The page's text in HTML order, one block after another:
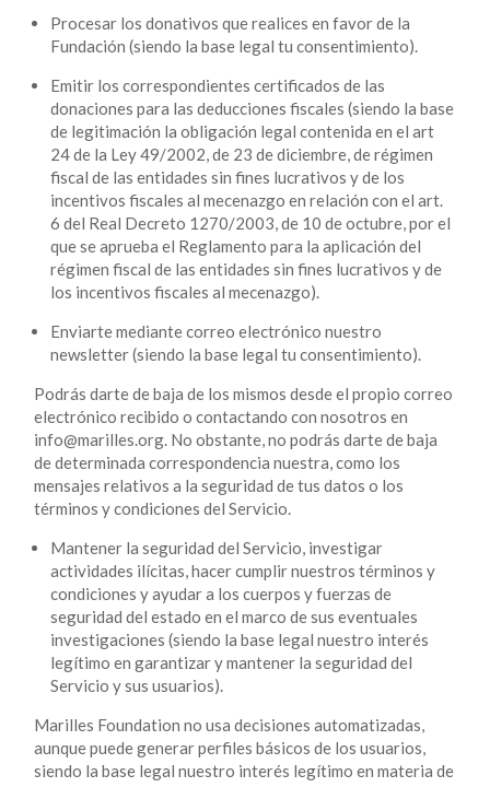
Procesar los donativos que realices en favor de la
Fundación (siendo la base legal tu consentimiento).
Emitir los correspondientes certificados de las
donaciones para las deducciones fiscales (siendo la base
de legitimación la obligación legal contenida en el art
24 de la Ley 49/2002, de 23 de diciembre, de régimen
fiscal de las entidades sin fines lucrativos y de los
incentivos fiscales al mecenazgo en relación con el art.
6 del Real Decreto 1270/2003, de 10 de octubre, por el
que se aprueba el Reglamento para la aplicación del
régimen fiscal de las entidades sin fines lucrativos y de
los incentivos fiscales al mecenazgo).
Enviarte mediante correo electrónico nuestro
newsletter (siendo la base legal tu consentimiento).
Podrás darte de baja de los mismos desde el propio correo
electrónico recibido o contactando con nosotros en
info@marilles.org. No obstante, no podrás darte de baja
de determinada correspondencia nuestra, como los
mensajes relativos a la seguridad de tus datos o los
términos y condiciones del Servicio.
Mantener la seguridad del Servicio, investigar
actividades ilícitas, hacer cumplir nuestros términos y
condiciones y ayudar a los cuerpos y fuerzas de
seguridad del estado en el marco de sus eventuales
investigaciones (siendo la base legal nuestro interés
legítimo en garantizar y mantener la seguridad del
Servicio y sus usuarios).
Marilles Foundation no usa decisiones automatizadas,
aunque puede generar perfiles básicos de los usuarios,
siendo la base legal nuestro interés legítimo en materia de